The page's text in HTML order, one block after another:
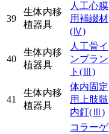
39
生体内移
植器具
人工心膜
用補綴材
(Ⅳ)
40
生体内移
植器具
人工骨イ
ンプラン
ト (Ⅲ)
41
生体内移
植器具
体内固定
用上肢髄
内釘(Ⅲ)
コラーゲ